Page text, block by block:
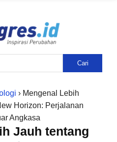
Cari
› Mengenal Lebih
Horizon: Perjalanan
Angkasa
Jauh tentang